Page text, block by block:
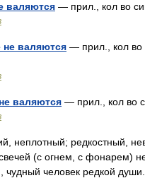
валяются — прил., кол во
не валяются — прил., кол во
валяются — прил., кол во
неплотный; редкостный,
(с огнем, с фонарем)
чудный человек редкой